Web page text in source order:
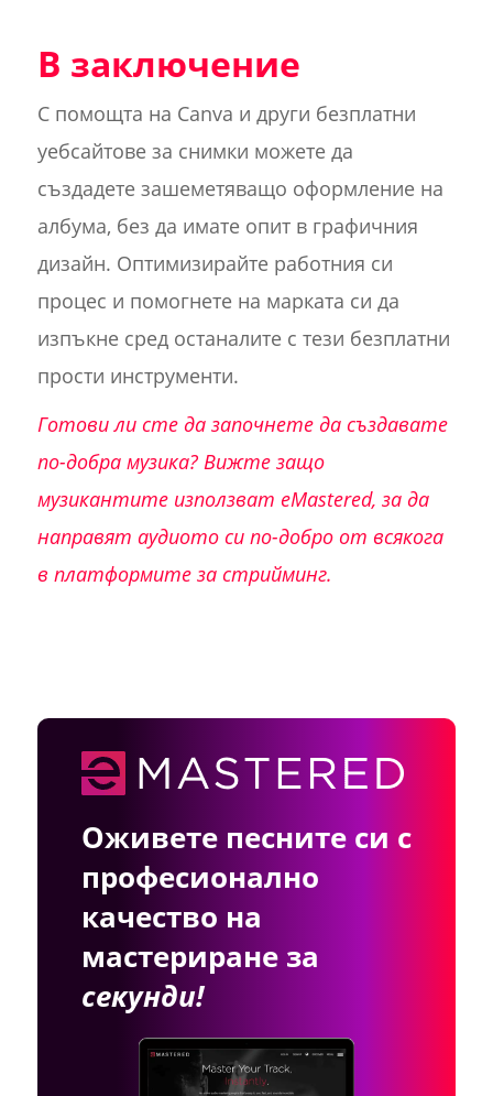
В заключение
С помощта на Canva и други безплатни
уебсайтове за снимки можете да
създадете зашеметяващо оформление на
албума, без да имате опит в графичния
дизайн. Оптимизирайте работния си
процес и помогнете на марката си да
изпъкне сред останалите с тези безплатни
прости инструменти.
Готови ли сте да започнете да създавате
по-добра музика? Вижте защо
музикантите използват eMastered, за да
направят аудиото си по-добро от всякога
в платформите за стрийминг.
Оживете песните си с
професионално
качество на
мастериране за
секунди!